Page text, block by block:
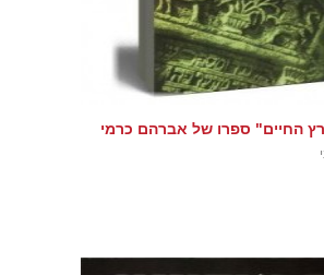
החיים" ספרו של אברהם כרמי